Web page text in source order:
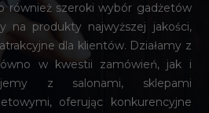
również szeroki wybór gadżetów
na produkty najwyższej jakości,
dla klientów. Działamy z
w kwestii zamówień, jak i
z salonami, sklepami
oferując konkurencyjne